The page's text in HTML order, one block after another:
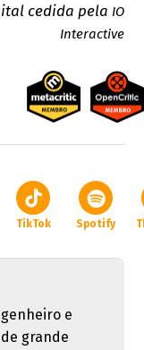
cedida pela IO
Interactive
TikTok Spotify
e
grande